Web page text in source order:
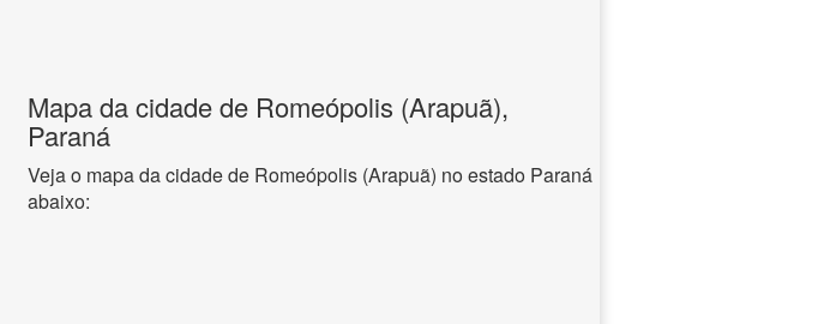
Mapa da cidade de Romeópolis (Arapuã),
Paraná
Veja o mapa da cidade de Romeópolis (Arapuã) no estado Paraná
abaixo: